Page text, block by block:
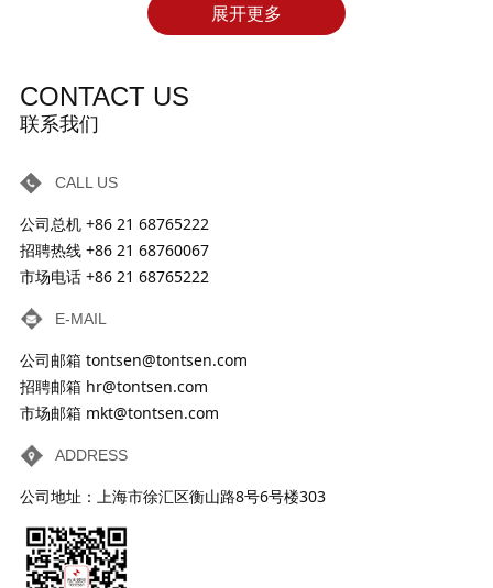
展开更多
CONTACT US
联系我们
CALL US
公司总机 +86 21 68765222
招聘热线 +86 21 68760067
市场电话 +86 21 68765222
E-MAIL
公司邮箱 tontsen@tontsen.com
招聘邮箱 hr@tontsen.com
市场邮箱 mkt@tontsen.com
ADDRESS
公司地址：上海市徐汇区衡山路8号6号楼303